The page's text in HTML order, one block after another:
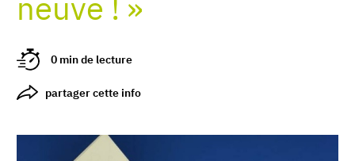
0 min de lecture
partager cette info